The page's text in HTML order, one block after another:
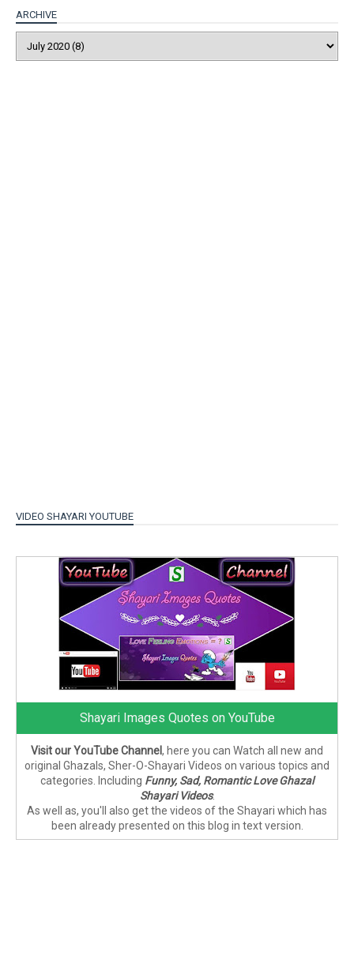
ARCHIVE
VIDEO SHAYARI YOUTUBE
Shayari Images Quotes on YouTube
Visit our YouTube Channel, here you can Watch all new and
original Ghazals, Sher-O-Shayari Videos on various topics and
categories. Including Funny, Sad, Romantic Love Ghazal
Shayari Videos.
As well as, you'll also get the videos of the Shayari which has
been already presented on this blog in text version.